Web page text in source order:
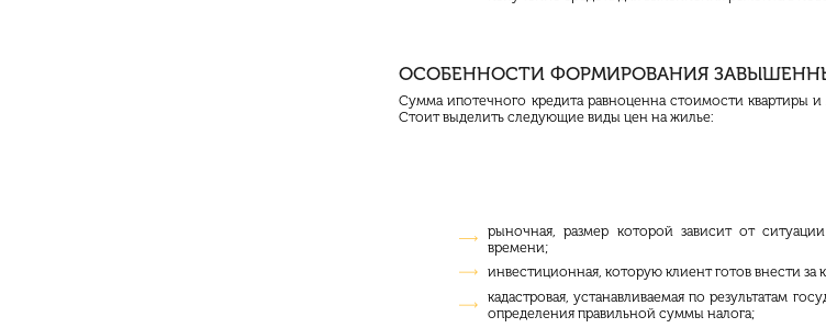
ОСОБЕННОСТИ ФОРМИРОВАНИЯ
Сумма ипотечного кредита равноценна стоимости квартиры
Стоит выделить следующие виды цен на жилье:
рыночная, размер которой зависит от
времени;
инвестиционная, которую клиент готов внести за
кадастровая, устанавливаемая по результатам
определения правильной суммы налога;